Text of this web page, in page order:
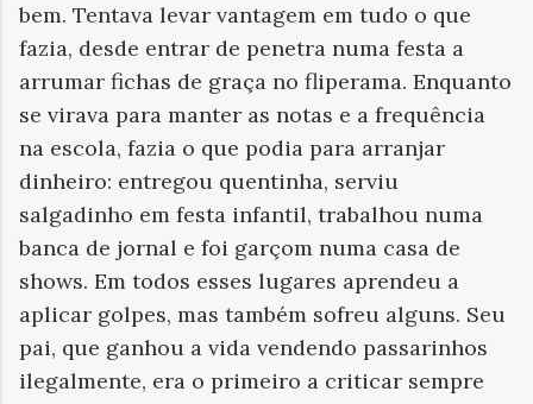
bem. Tentava levar vantagem em tudo o que
fazia, desde entrar de penetra numa festa a
arrumar fichas de graça no fliperama. Enquanto
se virava para manter as notas e a frequência
na escola, fazia o que podia para arranjar
dinheiro: entregou quentinha, serviu
salgadinho em festa infantil, trabalhou numa
banca de jornal e foi garçom numa casa de
shows. Em todos esses lugares aprendeu a
aplicar golpes, mas também sofreu alguns. Seu
pai, que ganhou a vida vendendo passarinhos
ilegalmente, era o primeiro a criticar sempre